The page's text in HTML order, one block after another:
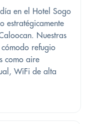
en el Hotel Sogo
estratégicamente
Nuestras
refugio
como aire
WiFi de alta